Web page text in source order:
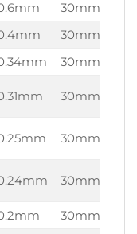
30mm
30mm
30mm
30mm
30mm
30mm
30mm